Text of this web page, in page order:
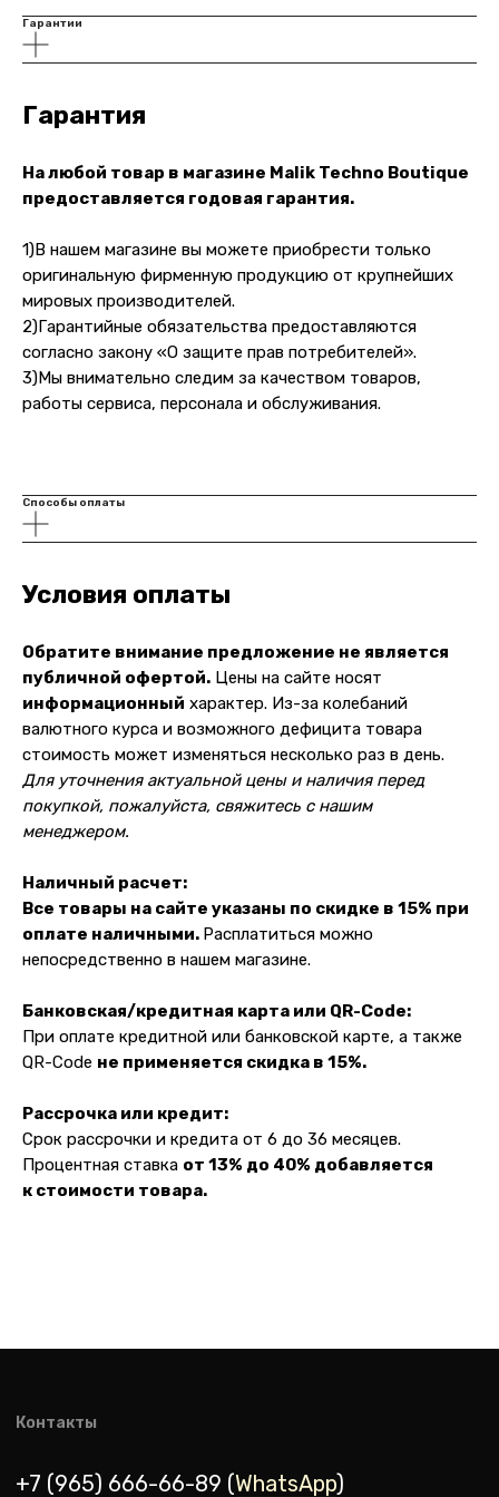
Гарантии
Гарантия
На любой товар в магазине Malik Techno Boutique
предоставляется годовая гарантия.
1)В нашем магазине вы можете приобрести только
оригинальную фирменную продукцию от крупнейших
мировых производителей.
2)Гарантийные обязательства предоставляются
согласно закону «О защите прав потребителей».
3)Мы внимательно следим за качеством товаров,
работы сервиса, персонала и обслуживания.
Способы оплаты
Условия оплаты
Обратите внимание предложение не является
публичной офертой. Цены на сайте носят
информационный характер. Из-за колебаний
валютного курса и возможного дефицита товара
стоимость может изменяться несколько раз в день.
Для уточнения актуальной цены и наличия перед
покупкой, пожалуйста, свяжитесь с нашим
менеджером.
Наличный расчет:
Все товары на сайте указаны по скидке в 15% при
оплате наличными. Расплатиться можно
непосредственно в нашем магазине.
Банковская/кредитная карта или QR-Code:
При оплате кредитной или банковской карте, а также
QR-Code не применяется скидка в 15%.
Рассрочка или кредит:
Срок рассрочки и кредита от 6 до 36 месяцев.
Процентная ставка от 13% до 40% добавляется
к стоимости товара.